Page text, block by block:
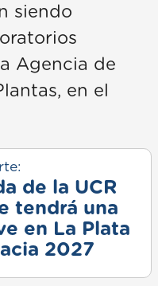
siendo
Agencia de
en el
de la UCR
tendrá una
en La Plata
2027